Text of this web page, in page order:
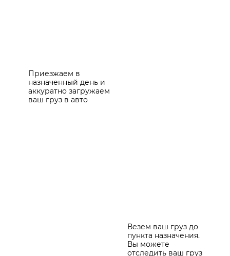
Приезжаем в
назначенный день и
аккуратно загружаем
ваш груз в авто
Везем ваш груз до
пункта назначения.
Вы можете
отследить ваш груз